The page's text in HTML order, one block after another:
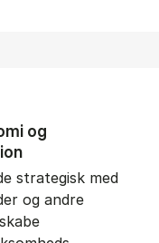
og
strategisk med
og andre